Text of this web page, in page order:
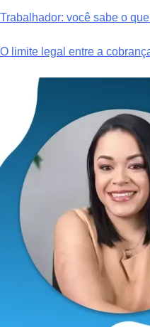
Trabalhador: você sabe o
O limite legal entre a